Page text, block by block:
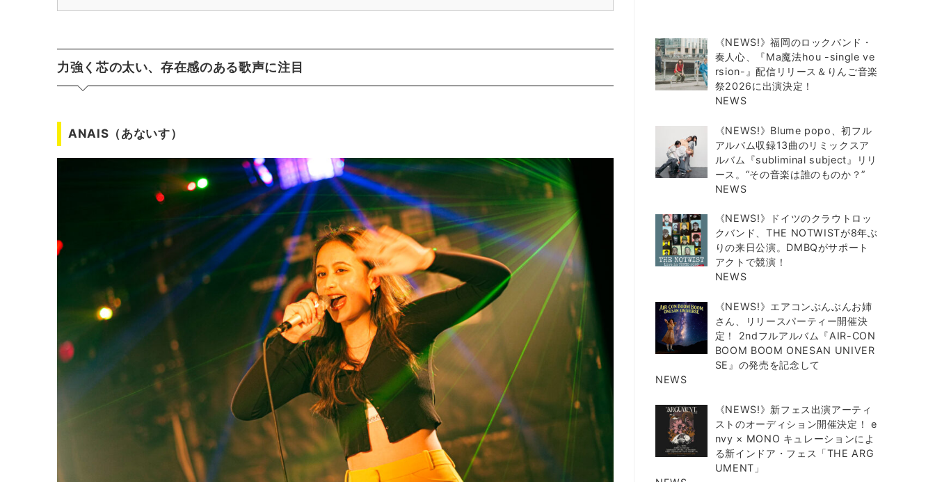
切なさの純度が高い恋の歌
加藤 礼愛（かとう れいあ）
生身の人間の持つ、36℃くらいのあたたかさ
Soala（そあら）
暗闇を照らし出す大きな光
青空（そら）
誰かの苦しさや悲しさを肯定する強さ
チャーミングな魅力あふれるパフォーマンス
所谷 彩未（ところだに あみ）
美しく澄んだ水の中で
Nozomi Kanno（のぞみ かんの）
前を向いて歌い続けるということ
Miyu-（みゆう）
忘れたくない感情を紡いでいく
Leina（れいな）
力強く芯の太い、存在感のある歌声に注目
ANAIS（あないす）
《NEWS!》福岡のロックバンド・
奏人心、『Ma魔法hou -single ve
rsion-』配信リリース＆りんご音楽
祭2026に出演決定！
NEWS
《NEWS!》Blume popo、初フル
アルバム収録13曲のリミックスア
ルバム『subliminal subject』リリ
ース。“その音楽は誰のものか？”
NEWS
《NEWS!》ドイツのクラウトロッ
クバンド、THE NOTWISTが8年ぶ
りの来日公演。DMBQがサポート
アクトで競演！
NEWS
《NEWS!》エアコンぶんぶんお姉
さん、リリースパーティー開催決
定！ 2ndフルアルバム『AIR-CON
BOOM BOOM ONESAN UNIVER
SE』の発売を記念して
NEWS
《NEWS!》新フェス出演アーティ
ストのオーディション開催決定！ e
nvy × MONO キュレーションによ
る新インドア・フェス「THE ARG
UMENT」